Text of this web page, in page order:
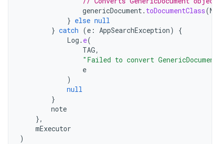
genericDocument. toDocumentClass(
} else null
} catch (e : AppSearchException)
{
Log . e(
TAG,
"Failed to convert
e
)
null
}
note
},
mExecutor
)